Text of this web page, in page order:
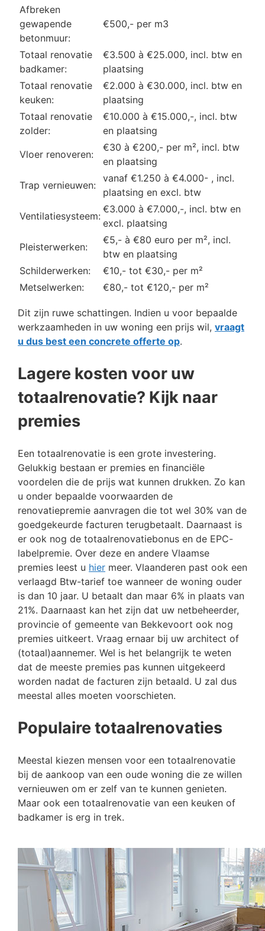
Afbreken
gewapende
betonmuur:
€500,- per m3
Totaal renovatie
badkamer:
€3.500 à €25.000, incl. btw en
plaatsing
Totaal renovatie
keuken:
€2.000 à €30.000, incl. btw en
plaatsing
Totaal renovatie
zolder:
€10.000 à €15.000,-, incl. btw
en plaatsing
Vloer renoveren:
€30 à €200,- per m², incl. btw
en plaatsing
Trap vernieuwen:
vanaf €1.250 à €4.000- , incl.
plaatsing en excl. btw
Ventilatiesysteem:
€3.000 à €7.000,-, incl. btw en
excl. plaatsing
Pleisterwerken:
€5,- à €80 euro per m², incl.
btw en plaatsing
Schilderwerken:
€10,- tot €30,- per m²
Metselwerken:
€80,- tot €120,- per m²
Dit zijn ruwe schattingen. Indien u voor bepaalde
werkzaamheden in uw woning een prijs wil, vraagt
u dus best een concrete offerte op.
Lagere kosten voor uw
totaalrenovatie? Kijk naar
premies
Een totaalrenovatie is een grote investering.
Gelukkig bestaan er premies en financiële
voordelen die de prijs wat kunnen drukken. Zo kan
u onder bepaalde voorwaarden de
renovatiepremie aanvragen die tot wel 30% van de
goedgekeurde facturen terugbetaalt. Daarnaast is
er ook nog de totaalrenovatiebonus en de EPC-
labelpremie. Over deze en andere Vlaamse
premies leest u hier meer. Vlaanderen past ook een
verlaagd Btw-tarief toe wanneer de woning ouder
is dan 10 jaar. U betaalt dan maar 6% in plaats van
21%. Daarnaast kan het zijn dat uw netbeheerder,
provincie of gemeente van Bekkevoort ook nog
premies uitkeert. Vraag ernaar bij uw architect of
(totaal)aannemer. Wel is het belangrijk te weten
dat de meeste premies pas kunnen uitgekeerd
worden nadat de facturen zijn betaald. U zal dus
meestal alles moeten voorschieten.
Populaire totaalrenovaties
Meestal kiezen mensen voor een totaalrenovatie
bij de aankoop van een oude woning die ze willen
vernieuwen om er zelf van te kunnen genieten.
Maar ook een totaalrenovatie van een keuken of
badkamer is erg in trek.